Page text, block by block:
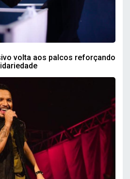
volta aos palcos reforçando